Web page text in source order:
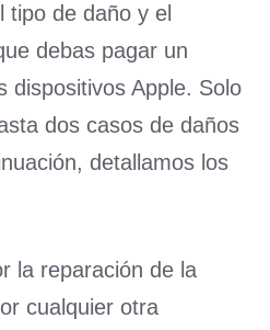
tipo de daño y el
debas pagar un
dispositivos Apple. Solo
dos casos de daños
detallamos los
la reparación de la
cualquier otra